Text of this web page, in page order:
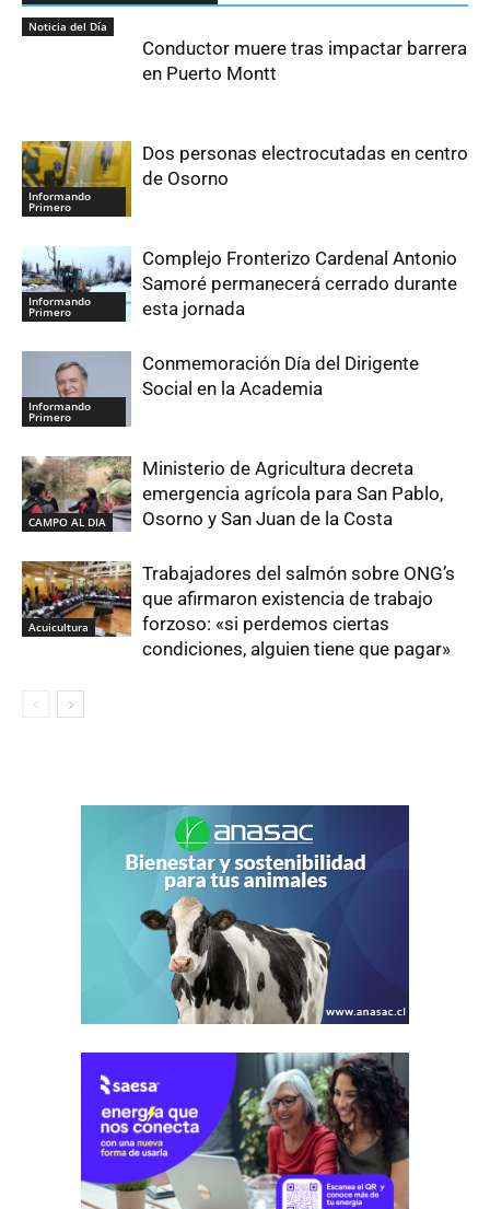
Noticia del Día
Conductor muere tras impactar barrera
en Puerto Montt
Informando
Primero
Dos personas electrocutadas en centro
de Osorno
Informando
Primero
Complejo Fronterizo Cardenal Antonio
Samoré permanecerá cerrado durante
esta jornada
Informando
Primero
Conmemoración Día del Dirigente
Social en la Academia
CAMPO AL DIA
Ministerio de Agricultura decreta
emergencia agrícola para San Pablo,
Osorno y San Juan de la Costa
Acuicultura
Trabajadores del salmón sobre ONG’s
que afirmaron existencia de trabajo
forzoso: «si perdemos ciertas
condiciones, alguien tiene que pagar»